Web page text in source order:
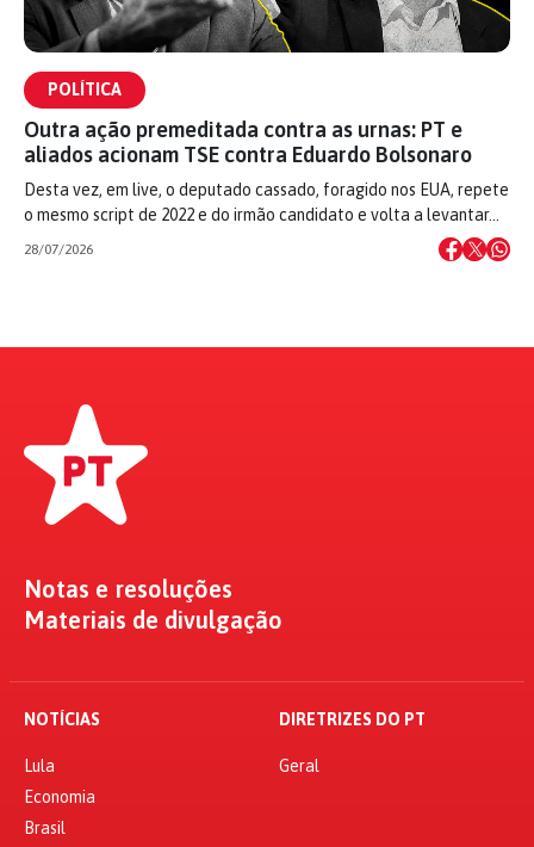
POLÍTICA
Outra ação premeditada contra as urnas: PT e
aliados acionam TSE contra Eduardo Bolsonaro
Desta vez, em live, o deputado cassado, foragido nos EUA, repete
o mesmo script de 2022 e do irmão candidato e volta a levantar…
28/07/2026
Notas e resoluções
Materiais de divulgação
NOTÍCIAS
Lula
Economia
Brasil
DIRETRIZES DO PT
Geral